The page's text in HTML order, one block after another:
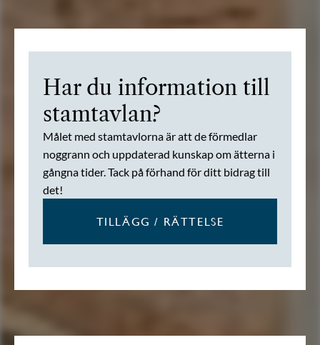
Har du information till
stamtavlan?
Målet med stamtavlorna är att de förmedlar
noggrann och uppdaterad kunskap om ätterna i
gångna tider. Tack på förhand för ditt bidrag till
det!
TILLÄGG / RÄTTELSE